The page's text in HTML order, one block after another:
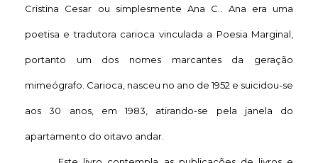
Cristina Cesar ou simplesmente Ana C.. Ana era uma
poetisa e tradutora carioca vinculada a Poesia Marginal,
portanto um dos nomes marcantes da geração
mimeógrafo. Carioca, nasceu no ano de 1952 e suicidou-se
aos 30 anos, em 1983, atirando-se pela janela do
apartamento do oitavo andar.